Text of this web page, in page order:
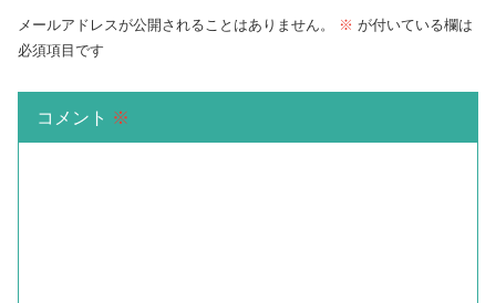
メールアドレスが公開されることはありません。 ※ が付いている欄は
必須項目です
コメント ※